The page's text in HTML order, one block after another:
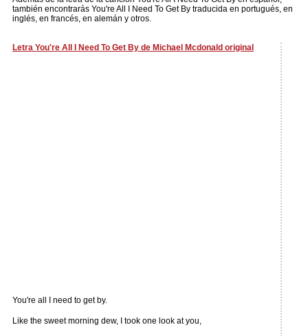
también encontrarás You're All I Need To Get By traducida en portugués, en
inglés, en francés, en alemán y otros.
Letra You're All I Need To Get By de Michael Mcdonald original
You're all I need to get by.
Like the sweet morning dew, I took one look at you,